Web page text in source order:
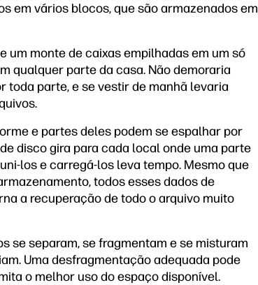
em vários blocos, que são armazenados em
um monte de caixas empilhadas em um só
qualquer parte da casa. Não demoraria
toda parte, e se vestir de manhã levaria
e partes deles podem se espalhar por
disco gira para cada local onde uma parte
los e carregá-los leva tempo. Mesmo que
todos esses dados de
a recuperação de todo o arquivo muito
se separam, se fragmentam e se misturam
Uma desfragmentação adequada pode
o melhor uso do espaço disponível.